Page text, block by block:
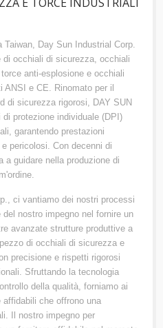
Day Sun Industrial Corp.
occhiali di sicurezza, occhiali
anti-esplosione e occhiali
e CE. Rinomato per il
di sicurezza rigorosi, DAY SUN
protezione individuale (DPI)
garantendo prestazioni
pericolosi. Con decenni di
a guidare nella produzione di
ci vantiamo dei nostri processi
nostro impegno nel fornire un
avanzate strutture produttive a
di occhiali di sicurezza e
precisione e rispetti rigorosi
Sfruttando la tecnologia
della qualità, forniamo ai
che offrono una
Il nostro impegno per